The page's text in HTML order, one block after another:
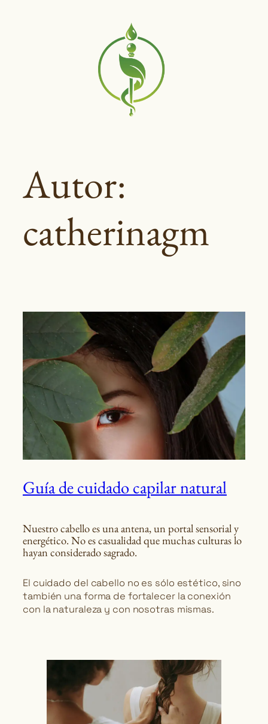
Autor:
catherinagm
Guía de cuidado capilar natural
Nuestro cabello es una antena, un portal sensorial y
energético. No es casualidad que muchas culturas lo
hayan considerado sagrado.
El cuidado del cabello no es sólo estético, sino
también una forma de fortalecer la conexión
con la naturaleza y con nosotras mismas.